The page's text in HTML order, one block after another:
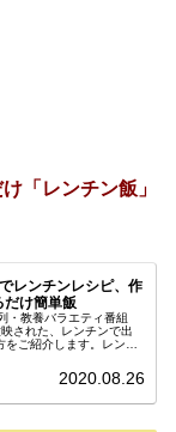
「レンチン飯」
レンチンレシピ、作
だけ簡単飯
・教養バラエティ番組
された、レンチンで出
ご紹介します。レンジ
2020.08.26